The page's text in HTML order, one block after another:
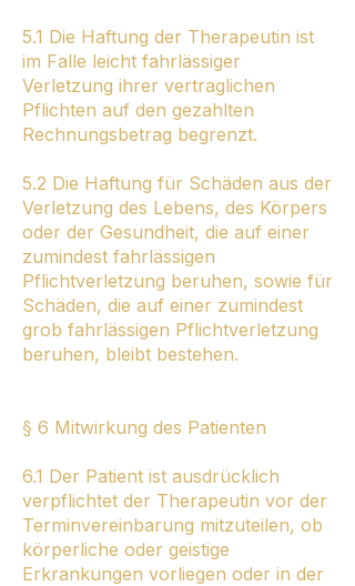
5.1 Die Haftung der Therapeutin ist
im Falle leicht fahrlässiger
Verletzung ihrer vertraglichen
Pflichten auf den gezahlten
Rechnungsbetrag begrenzt.
5.2 Die Haftung für Schäden aus der
Verletzung des Lebens, des Körpers
oder der Gesundheit, die auf einer
zumindest fahrlässigen
Pflichtverletzung beruhen, sowie für
Schäden, die auf einer zumindest
grob fahrlässigen Pflichtverletzung
beruhen, bleibt bestehen.
§ 6 Mitwirkung des Patienten
6.1 Der Patient ist ausdrücklich
verpflichtet der Therapeutin vor der
Terminvereinbarung mitzuteilen, ob
körperliche oder geistige
Erkrankungen vorliegen oder in der